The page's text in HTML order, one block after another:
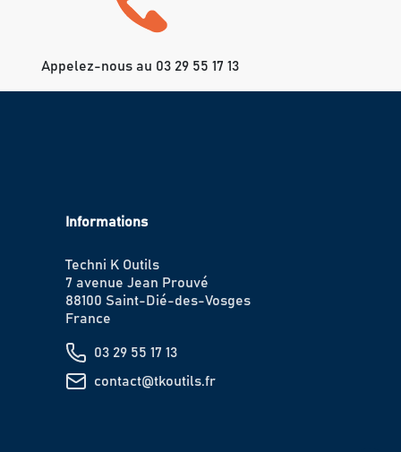
Appelez-nous au 03 29 55 17 13
Informations
Techni K Outils
7 avenue Jean Prouvé
88100 Saint-Dié-des-Vosges
France
03 29 55 17 13
contact@tkoutils.fr